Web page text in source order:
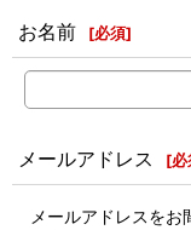
お名前 [必須]
メールアドレス [必
メールアドレスを